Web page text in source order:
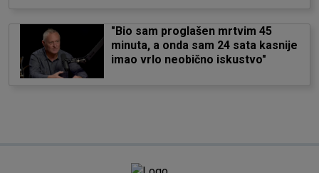
"Bio sam proglašen mrtvim 45
minuta, a onda sam 24 sata kasnije
imao vrlo neobično iskustvo"